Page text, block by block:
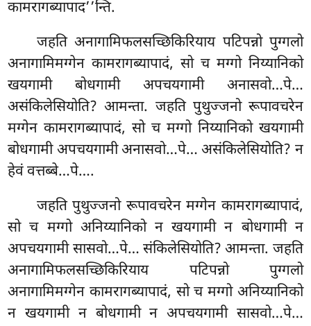
कामरागब्यापाद’’न्ति.
जहतिअनागामिफलसच्छिकिरियाय पटिपन्नो पुग्गलो
अनागामिमग्गेन कामरागब्यापादं, सो च मग्गो निय्यानिको
खयगामी बोधगामी अपचयगामी अनासवो…पे…
असंकिलेसियोति? आमन्ता. जहति पुथुज्जनो रूपावचरेन
मग्गेन कामरागब्यापादं, सो च मग्गो निय्यानिको खयगामी
बोधगामी अपचयगामी अनासवो…पे… असंकिलेसियोति? न
हेवं वत्तब्बे…पे….
जहति पुथुज्जनो रूपावचरेन मग्गेन कामरागब्यापादं,
सो च मग्गो अनिय्यानिको न खयगामी न बोधगामी न
अपचयगामी सासवो…पे… संकिलेसियोति? आमन्ता. जहति
अनागामिफलसच्छिकिरियाय पटिपन्नो पुग्गलो
अनागामिमग्गेन कामरागब्यापादं, सो च मग्गो अनिय्यानिको
न खयगामी न बोधगामी न अपचयगामी सासवो…पे…